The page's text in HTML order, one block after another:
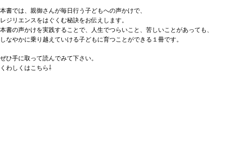
本書では、親御さんが毎日行う子どもへの声かけで、
レジリエンスをはぐくむ秘訣をお伝えします。
本書の声かけを実践することで、人生でつらいこと、苦しいことがあっても、
しなやかに乗り越えていける子どもに育つことができる１冊です。
ぜひ手に取って読んでみて下さい。
くわしくはこちら⇩